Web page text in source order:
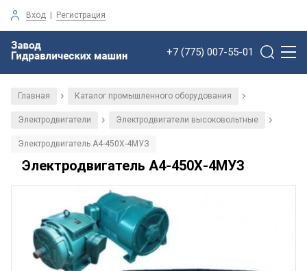
Вход | Регистрация
+7 (775) 007-55-01
Главная / Каталог промышленного оборудования /
Электродвигатели / Электродвигатели высоковольтные /
Электродвигатель А4-450Х-4MУЗ
Электродвигатель А4-450Х-4MУЗ